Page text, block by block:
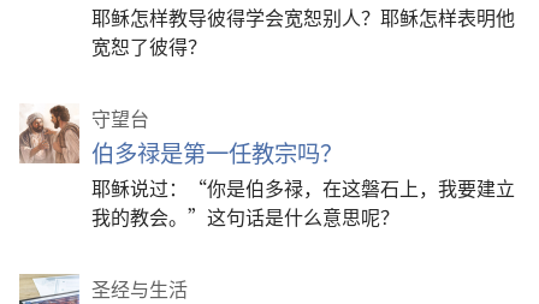
耶稣怎样教导彼得学会宽恕别人？耶稣怎样表明他
宽恕了彼得？
守望台
伯多禄是第一任教宗吗？
耶稣说过：“你是伯多禄，在这磐石上，我要建立
我的教会。”这句话是什么意思呢？
圣经与生活